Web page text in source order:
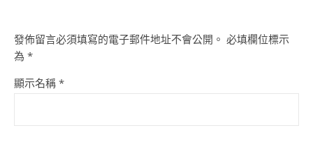
發佈留言必須填寫的電子郵件地址不會公開。 必填欄位標示
為 *
顯示名稱 *